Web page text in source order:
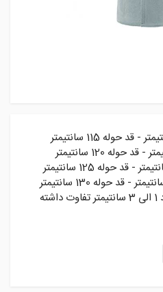
**اندازه ها ممکن است حدود 1 الی 3 سانتیمتر تفاوت داشته